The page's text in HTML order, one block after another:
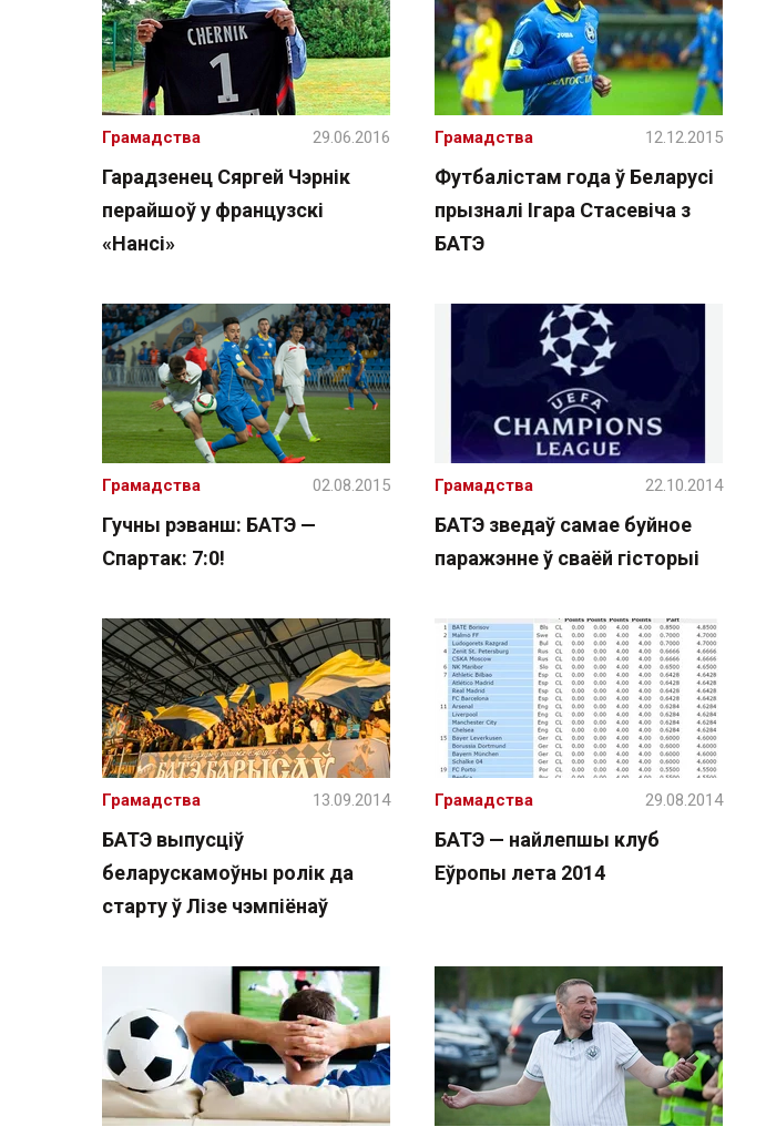
Гарадзенец Сяргей Чэрнік
перайшоў у французскі
«Нансі»
Грамадства 29.06.2016
Футбалістам года ў Беларусі
прызналі Ігара Стасевіча з
БАТЭ
Грамадства 12.12.2015
Гучны рэванш: БАТЭ —
Спартак: 7:0!
Грамадства 02.08.2015
БАТЭ зведаў самае буйное
паражэнне ў сваёй гісторыі
Грамадства 22.10.2014
БАТЭ выпусціў
беларускамоўны ролік да
старту ў Лізе чэмпіёнаў
Грамадства 13.09.2014
БАТЭ — найлепшы клуб
Еўропы лета 2014
Грамадства 29.08.2014